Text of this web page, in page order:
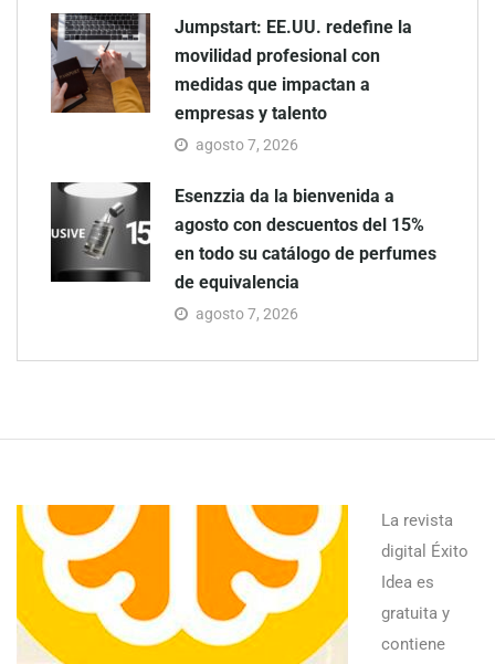
Jumpstart: EE.UU. redefine la
movilidad profesional con
medidas que impactan a
empresas y talento
agosto 7, 2026
Esenzzia da la bienvenida a
agosto con descuentos del 15%
en todo su catálogo de perfumes
de equivalencia
agosto 7, 2026
La revista
digital Éxito
Idea es
gratuita y
contiene